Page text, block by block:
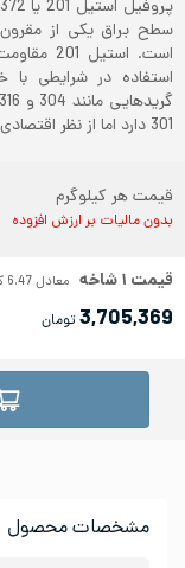
مشخصات محصول
سطح براق یکی از مقرون
است.
استفاده در شرایطی
301 دارد اما از نظر اقتصادی از استیل 301 مقرون به صرفه‌تر می‌باشد.
قیمت هر کیلوگرم
بدون مالیات بر ارزش افزوده
قیمت ۱شاخه معادل6.47
3,705,369تومان